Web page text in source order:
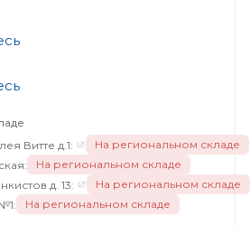
Витте д.1:
На региональном складе
На региональном складе
д. 13:
На региональном складе
На региональном складе